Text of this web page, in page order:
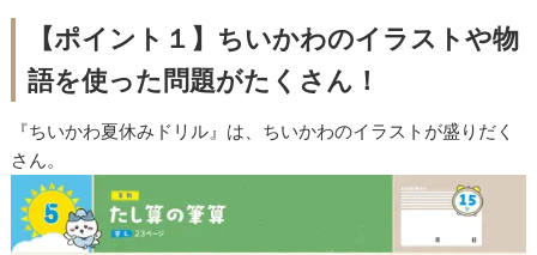
【ポイント１】ちいかわのイラストや物
語を使った問題がたくさん！
『ちいかわ夏休みドリル』は、ちいかわのイラストが盛りだく
さん。